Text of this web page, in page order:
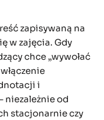
zapisywaną na
w zajęcia. Gdy
chce „wywołać
i
niezależnie od
stacjonarnie czy